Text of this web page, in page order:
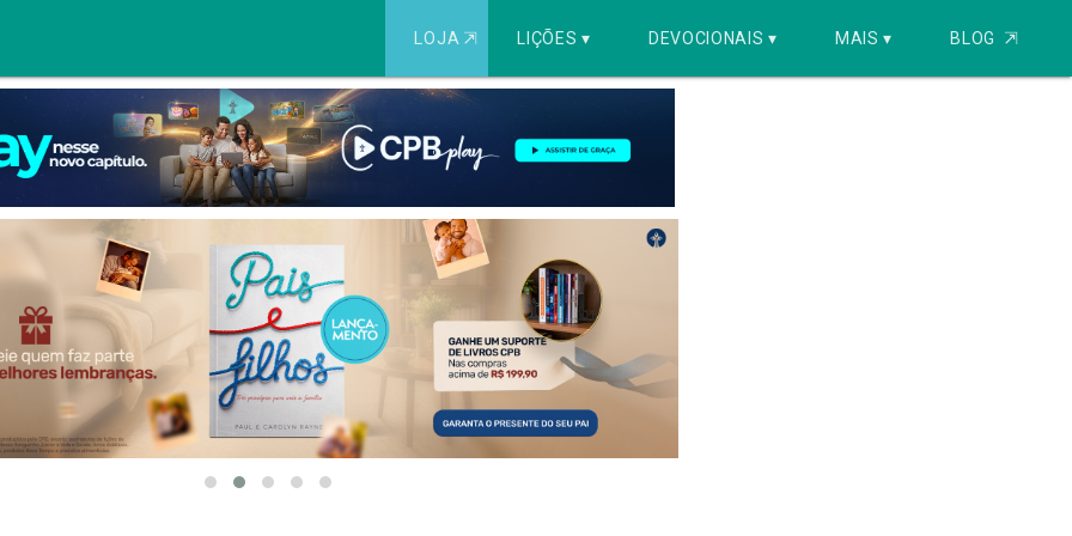
LOJA ⇱ LIÇÕES ▾ DEVOCIONAIS ▾ MAIS ▾ BLOG ⇱